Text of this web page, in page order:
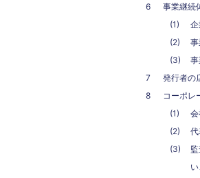
事業継続
発行者の
コーポレ